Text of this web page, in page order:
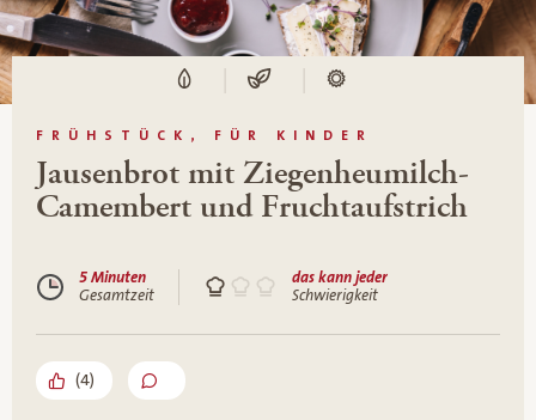
FRÜHSTÜCK, FÜR KINDER
Jausenbrot mit Ziegenheumilch-
Camembert und Fruchtaufstrich
5 Minuten
Gesamtzeit
das kann jeder
Schwierigkeit
(4)